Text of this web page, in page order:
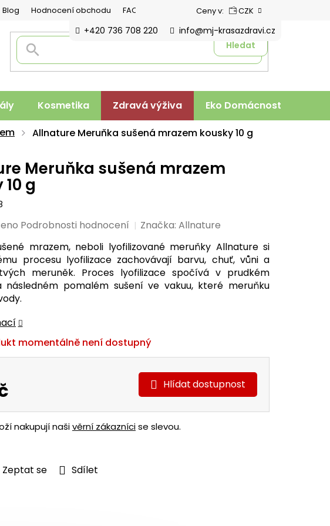
Blog Hodnocení obchodu FAQ Ceny v: CZK
Hledat
+420 736 708 220 info@mj-krasazdravi.cz
Kosmetika Zdravá výživa Eko Domácnost
Allnature Meruňka sušená mrazem kousky 10 g
mrazem, neboli lyofilizované meruňky Allnature si
procesu lyofilizace zachovávají barvu, chuť, vůni a
meruněk. Proces lyofilizace spočívá v prudkém
následném pomalém sušení ve vakuu, které meruňku
Zeptat se Sdílet
momentálně není dostupný
Meruňka sušená mrazem
g
Podrobnosti hodnocení Značka:Allnature
Hlídat
nakupují našivěrní zákaznícise slevou.